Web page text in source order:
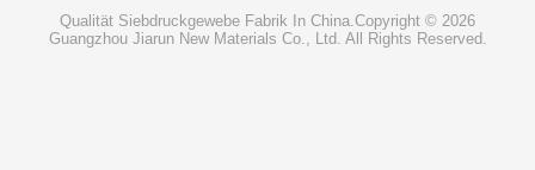
Qualität Siebdruckgewebe Fabrik In China.Copyright © 2026
Guangzhou Jiarun New Materials Co., Ltd. All Rights Reserved.